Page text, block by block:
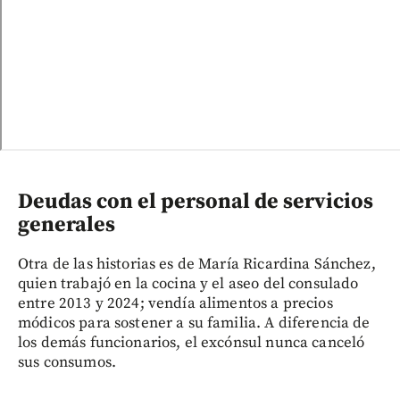
Deudas con el personal de servicios
generales
Otra de las historias es de María Ricardina Sánchez,
quien trabajó en la cocina y el aseo del consulado
entre 2013 y 2024; vendía alimentos a precios
módicos para sostener a su familia. A diferencia de
los demás funcionarios, el excónsul nunca canceló
sus consumos.